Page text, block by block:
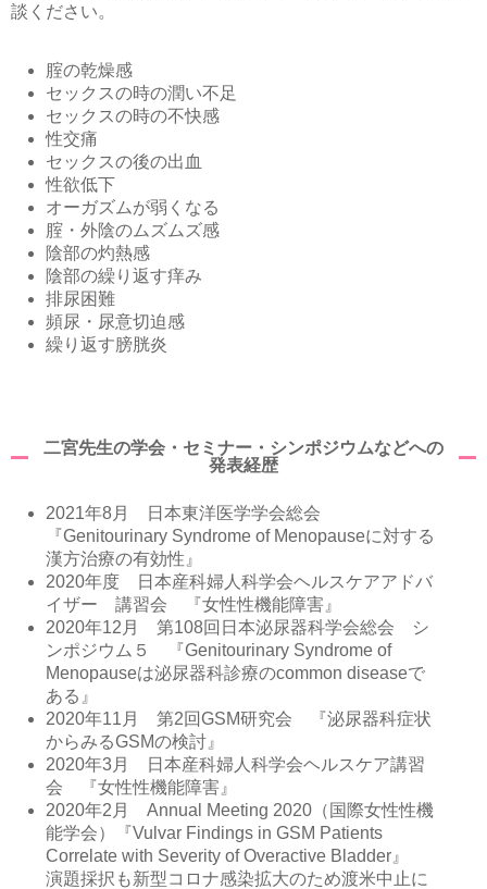
談ください。
腟の乾燥感
セックスの時の潤い不足
セックスの時の不快感
性交痛
セックスの後の出血
性欲低下
オーガズムが弱くなる
腟・外陰のムズムズ感
陰部の灼熱感
陰部の繰り返す痒み
排尿困難
頻尿・尿意切迫感
繰り返す膀胱炎
二宮先生の学会・セミナー・シンポジウムなどへの
発表経歴
2021年8月 日本東洋医学学会総会
『Genitourinary Syndrome of Menopauseに対する
漢方治療の有効性』
2020年度 日本産科婦人科学会ヘルスケアアドバ
イザー 講習会 『女性性機能障害』
2020年12月 第108回日本泌尿器科学会総会 シ
ンポジウム５ 『Genitourinary Syndrome of
Menopauseは泌尿器科診療のcommon diseaseで
ある』
2020年11月 第2回GSM研究会 『泌尿器科症状
からみるGSMの検討』
2020年3月 日本産科婦人科学会ヘルスケア講習
会 『女性性機能障害』
2020年2月 Annual Meeting 2020（国際女性性機
能学会）『Vulvar Findings in GSM Patients
Correlate with Severity of Overactive Bladder』
演題採択も新型コロナ感染拡大のため渡米中止に